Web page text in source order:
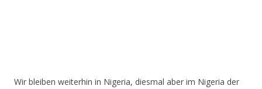
Wir bleiben weiterhin in Nigeria, diesmal aber im Nigeria der